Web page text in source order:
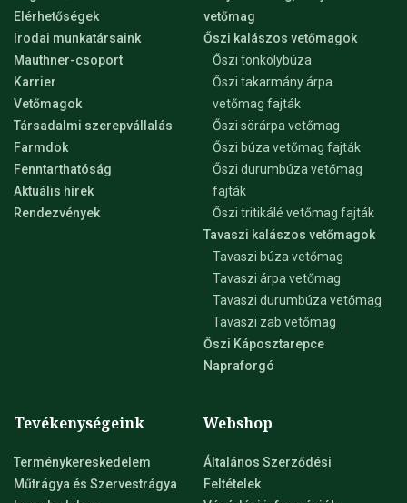
Elérhetőségek
Irodai munkatársaink
Mauthner-csoport
Karrier
Vetőmagok
Társadalmi szerepvállalás
Farmdok
Fenntarthatóság
Aktuális hírek
Rendezvények
vetőmag
Őszi kalászos vetőmagok
Őszi tönkölybúza
Őszi takarmány árpa
vetőmag fajták
Őszi sörárpa vetőmag
Őszi búza vetőmag fajták
Őszi durumbúza vetőmag
fajták
Őszi tritikálé vetőmag fajták
Tavaszi kalászos vetőmagok
Tavaszi búza vetőmag
Tavaszi árpa vetőmag
Tavaszi durumbúza vetőmag
Tavaszi zab vetőmag
Őszi Káposztarepce
Napraforgó
Tevékenységeink
Terménykereskedelem
Műtrágya és Szervestrágya
Webshop
Általános Szerződési
Feltételek